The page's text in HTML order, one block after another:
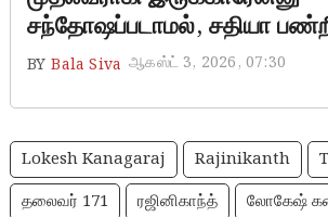
சந்தோஷப்படாமல், சதியா
BY Bala Siva ஆகஸ்ட் 3, 2026, 07:30
Lokesh Kanagaraj Rajinikanth
தலைவர் 171
ரஜினிகாந்த் லோகேஷ்